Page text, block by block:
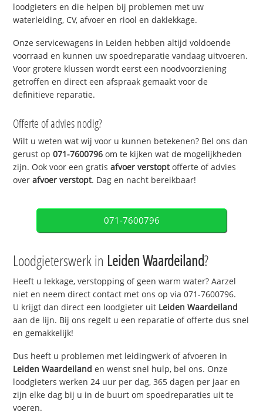
loodgieters en die helpen bij problemen met uw
waterleiding, CV, afvoer en riool en daklekkage.
Onze servicewagens in Leiden hebben altijd voldoende
voorraad en kunnen uw spoedreparatie vandaag uitvoeren.
Voor grotere klussen wordt eerst een noodvoorziening
getroffen en direct een afspraak gemaakt voor de
definitieve reparatie.
Offerte of advies nodig?
Wilt u weten wat wij voor u kunnen betekenen? Bel ons dan
gerust op071-7600796 om te kijken wat de mogelijkheden
zijn. Ook voor een gratisafvoer verstoptofferte of advies
overafvoer verstopt. Dag en nacht bereikbaar!
071-7600796
Loodgieterswerk in Leiden Waardeiland?
Heeft u lekkage, verstopping of geen warm water? Aarzel
niet en neem direct contact met ons op via 071-7600796.
U krijgt dan direct een loodgieter uit Leiden Waardeiland
aan de lijn. Bij ons regelt u een reparatie of offerte dus snel
en gemakkelijk!
Dus heeft u problemen met leidingwerk of afvoeren in
Leiden Waardeiland en wenst snel hulp, bel ons. Onze
loodgieters werken 24 uur per dag, 365 dagen per jaar en
zijn elke dag bij u in de buurt om spoedreparaties uit te
voeren.